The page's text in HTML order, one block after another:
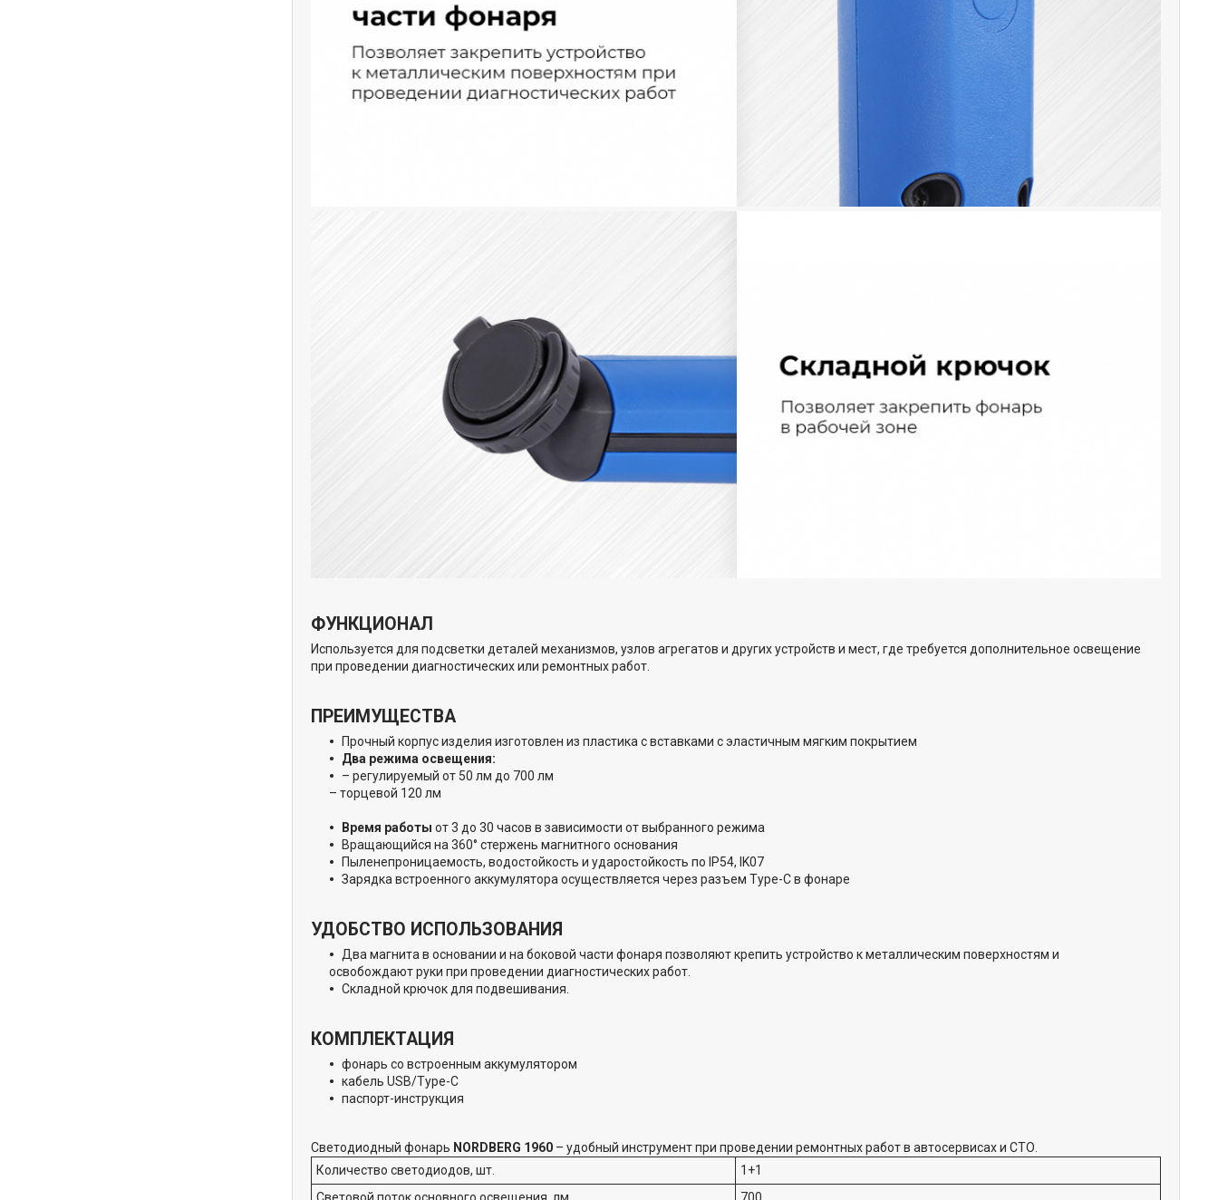
ФУНКЦИОНАЛ
Используется для подсветки деталей механизмов, узлов агрегатов и других устройств и мест, где требуется дополнительное освещение
при проведении диагностических или ремонтных работ.
ПРЕИМУЩЕСТВА
Прочный корпус изделия изготовлен из пластика с вставками с эластичным мягким покрытием
Два режима освещения:
– регулируемый от 50 лм до 700 лм
– торцевой 120 лм
Время работы от 3 до 30 часов в зависимости от выбранного режима
Вращающийся на 360° стержень магнитного основания
Пыленепроницаемость, водостойкость и ударостойкость по IP54, IK07
Зарядка встроенного аккумулятора осуществляется через разъем Type-C в фонаре
УДОБСТВО ИСПОЛЬЗОВАНИЯ
Два магнита в основании и на боковой части фонаря позволяют крепить устройство к металлическим поверхностям и
освобождают руки при проведении диагностических работ.
Складной крючок для подвешивания.
КОМПЛЕКТАЦИЯ
фонарь со встроенным аккумулятором
кабель USB/Type-C
паспорт-инструкция
Светодиодный фонарь NORDBERG 1960 – удобный инструмент при проведении ремонтных работ в автосервисах и СТО.
Количество светодиодов, шт.
1+1